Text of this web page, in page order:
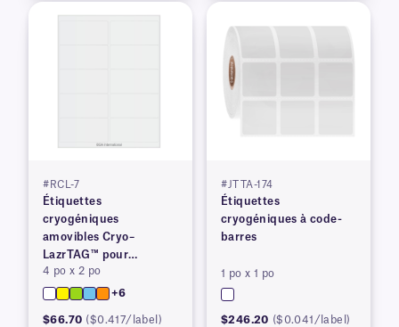
#RCL-7
Étiquettes
cryogéniques
amovibles Cryo–
LazrTAG™ pour
imprimantes laser
4 po x 2 po
+6
$66.70 ($0.417/label)
#JTTA-174
Étiquettes
cryogéniques à code-
barres
1 po x 1 po
$246.20 ($0.041/label)